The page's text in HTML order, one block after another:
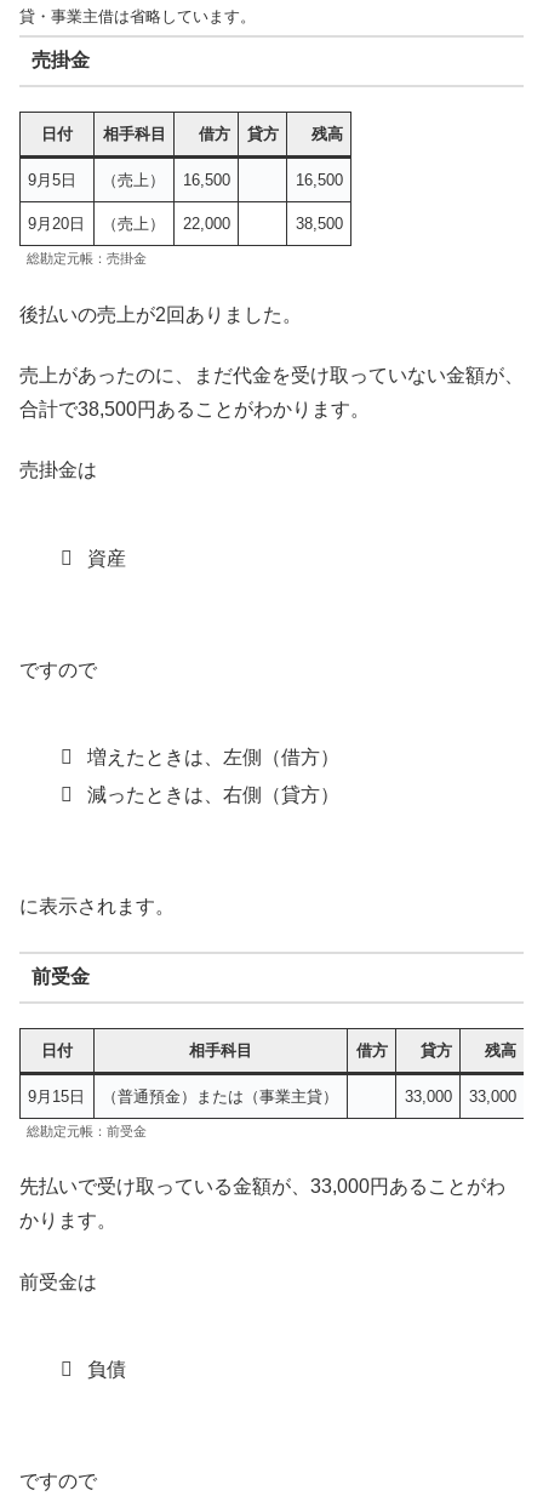
貸・事業主借は省略しています。
売掛金
日付 相手科目 借方 貸方 残高
9月5日 （売上） 16,500 16,500
9月20日 （売上） 22,000 38,500
総勘定元帳：売掛金
後払いの売上が2回ありました。
売上があったのに、まだ代金を受け取っていない金額が、
合計で38,500円あることがわかります。
売掛金は
資産
ですので
増えたときは、左側（借方）
減ったときは、右側（貸方）
に表示されます。
前受金
日付 相手科目 借方 貸方 残高
9月15日 （普通預金）または（事業主貸） 33,000 33,000
総勘定元帳：前受金
先払いで受け取っている金額が、33,000円あることがわ
かります。
前受金は
負債
ですので